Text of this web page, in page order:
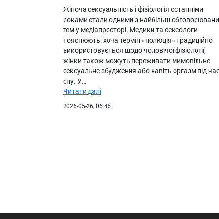
Жіноча сексуальність і фізіологія останніми
роками стали одними з найбільш
тем у медіапросторі. Медики та сексологи
пояснюють: хоча термін «полюція» традиційно
використовується щодо чоловічої фізіології,
жінки також можуть переживати мимовільне
сексуальне збудження або навіть оргазм під час
сну. У…
Читати далі
2026-05-26, 06:45